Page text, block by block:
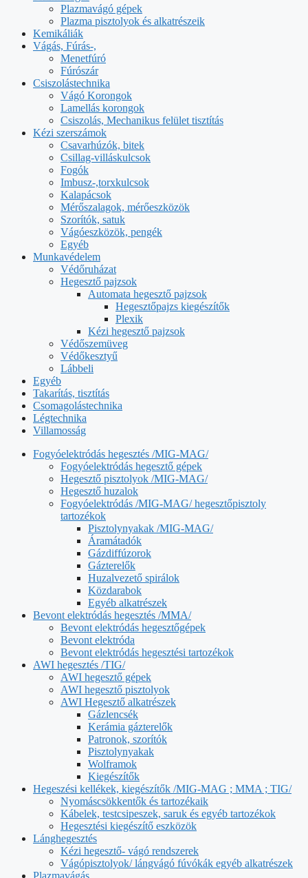
Plazmavágó gépek
Plazma pisztolyok és alkatrészeik
Kemikáliák
Vágás, Fúrás-,
Menetfúró
Fúrószár
Csiszolástechnika
Vágó Korongok
Lamellás korongok
Csiszolás, Mechanikus felület tisztítás
Kézi szerszámok
Csavarhúzók, bitek
Csillag-villáskulcsok
Fogók
Imbusz-,torxkulcsok
Kalapácsok
Mérőszalagok, mérőeszközök
Szorítók, satuk
Vágóeszközök, pengék
Egyéb
Munkavédelem
Védőruházat
Hegesztő pajzsok
Automata hegesztő pajzsok
Hegesztőpajzs kiegészítők
Plexik
Kézi hegesztő pajzsok
Védőszemüveg
Védőkesztyű
Lábbeli
Egyéb
Takarítás, tisztítás
Csomagolástechnika
Légtechnika
Villamosság
Fogyóelektródás hegesztés /MIG-MAG/
Fogyóelektródás hegesztő gépek
Hegesztő pisztolyok /MIG-MAG/
Hegesztő huzalok
Fogyóelektródás /MIG-MAG/ hegesztőpisztoly
tartozékok
Pisztolynyakak /MIG-MAG/
Áramátadók
Gázdiffúzorok
Gázterelők
Huzalvezető spirálok
Közdarabok
Egyéb alkatrészek
Bevont elektródás hegesztés /MMA/
Bevont elektródás hegesztőgépek
Bevont elektróda
Bevont elektródás hegesztési tartozékok
AWI hegesztés /TIG/
AWI hegesztő gépek
AWI hegesztő pisztolyok
AWI Hegesztő alkatrészek
Gázlencsék
Kerámia gázterelők
Patronok, szorítók
Pisztolynyakak
Wolframok
Kiegészítők
Hegeszési kellékek, kiegészítők /MIG-MAG ; MMA ; TIG/
Nyomáscsökkentők és tartozékaik
Kábelek, testcsipeszek, saruk és egyéb tartozékok
Hegesztési kiegészítő eszközök
Lánghegesztés
Kézi hegesztő- vágó rendszerek
Vágópisztolyok/ lángvágó fúvókák egyéb alkatrészek
Plazmavágás